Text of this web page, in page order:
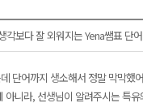
각보다 잘 외워지는 Yena쌤표 단
단어까지 생소해서 정말 막막
아니라, 선생님이 알려주시는 특